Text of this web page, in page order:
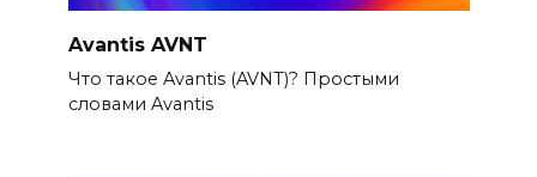
Avantis AVNT
Что такое Avantis (AVNT)? Простыми
словами Avantis